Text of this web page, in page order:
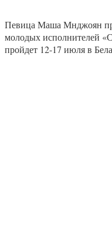
Певица Маша Мнджоян
молодых исполнителей
пройдет 12-17 июля в